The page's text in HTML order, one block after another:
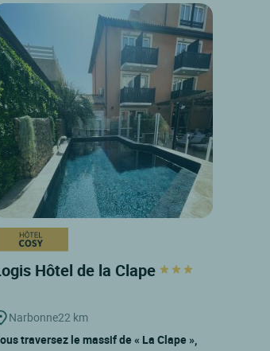
Hôtel de la Clape
Narbonne22 km
traversez le massif de « La Clape »,